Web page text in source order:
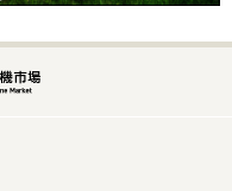
無事に終えることがで
インを相場よりかなり